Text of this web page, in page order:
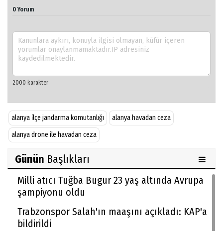
0 Yorum
alanya i̇lçe jandarma komutanlığı
alanya havadan ceza
alanya drone ile havadan ceza
Günün Başlıkları
Milli atıcı Tuğba Bugur 23 yaş altında Avrupa
şampiyonu oldu
Trabzonspor Salah'ın maaşını açıkladı: KAP'a
bildirildi